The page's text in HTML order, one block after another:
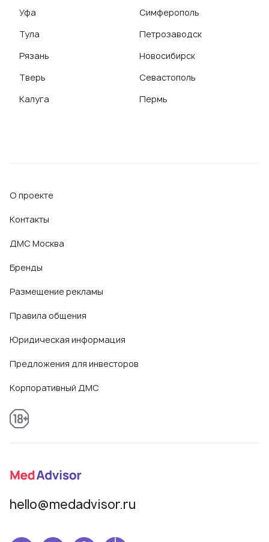
Уфа
Тула
Рязань
Тверь
Калуга
Симферополь
Петрозаводск
Новосибирск
Севастополь
Пермь
О проекте
Контакты
ДМС Москва
Бренды
Размещение рекламы
Правила общения
Юридическая информация
Предложения для инвесторов
Корпоративный ДМС
hello@medadvisor.ru